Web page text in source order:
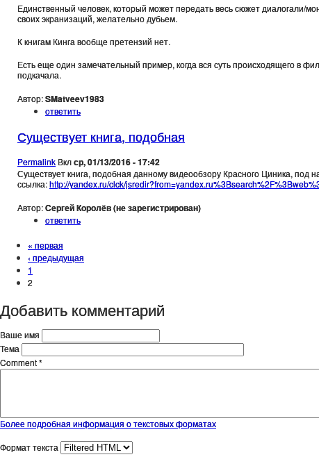
Единственный человек, который может передать весь сюжет диалогали/
своих экранизаций, желательно дубьем.
К книгам Кинга вообще претензий нет.
Есть еще один замечательный пример, когда вся суть происходящего в
подкачала.
Автор:SMatveev1983
ответить
Существует книга, подобная
Permalink Вклср, 01/13/2016 - 17:42
Существует книга, подобная данному видеообзору Красного Циника, под
ссылка:http://yandex.ru/clck/
Автор:Сергей Королёв (не зарегистрирован)
ответить
Страницы
« первая
‹ предыдущая
1
2
Добавить комментарий
Ваше имя
Тема
Comment*
Более подробная информация о текстовых форматах
Формат текста